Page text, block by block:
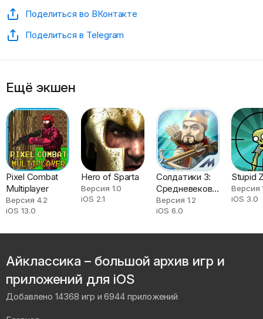
Поделиться во ВКонтакте
Поделиться в Telegram
Ещё экшен
Pixel Combat
Multiplayer
Версия 4.2
iOS 13.0
Hero of Sparta
Версия 1.0
iOS 2.1
Солдатики 3:
Средневековье
HD
Версия 1.2
iOS 6.0
Stupid
Версия
iOS 3.0
Айклассика – большой архив игр и
приложений для iOS
Добавлено 14368 игр и 6944 приложений